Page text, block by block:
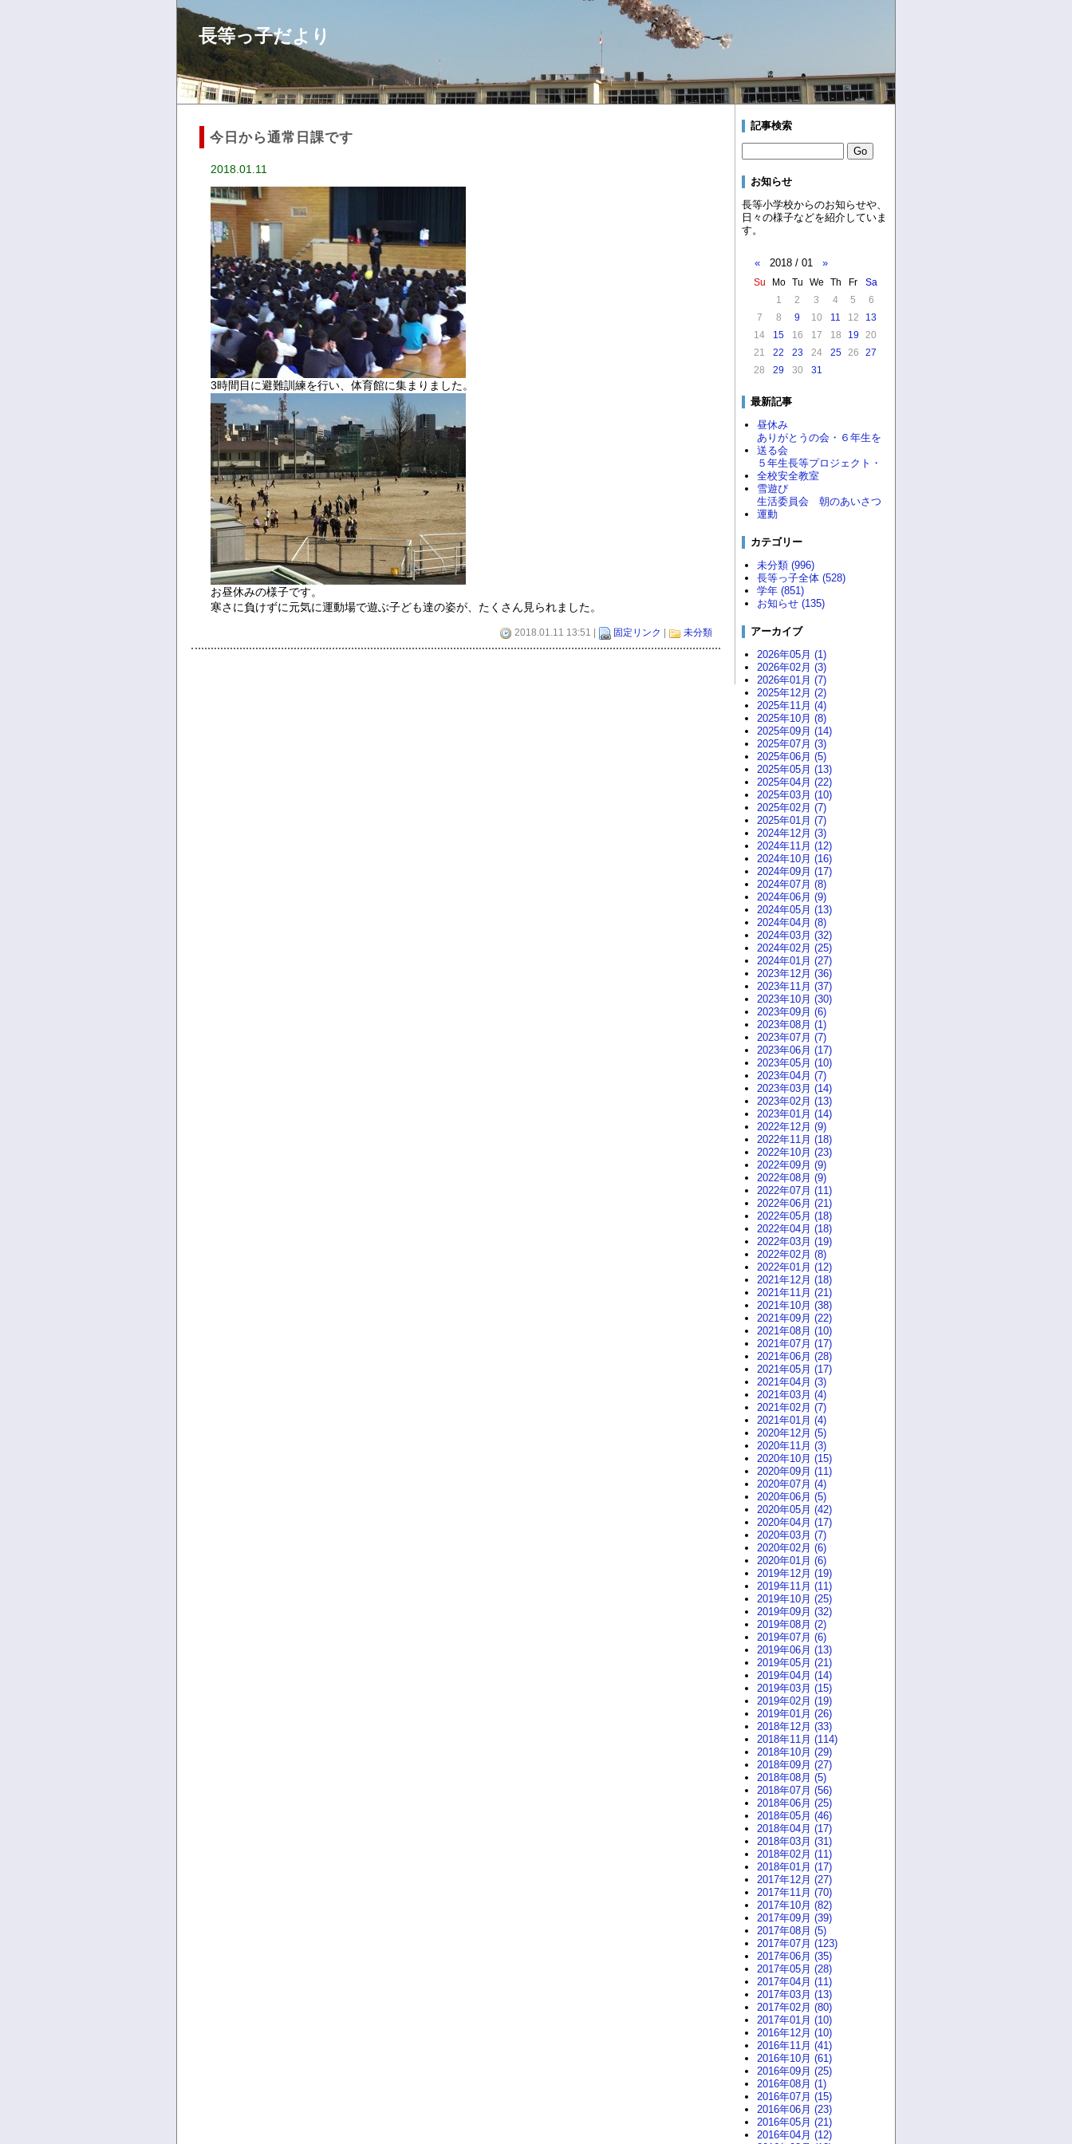
長等っ子だより
今日から通常日課です
2018.01.11
3時間目に避難訓練を行い、体育館に集まりました。
お昼休みの様子です。
寒さに負けずに元気に運動場で遊ぶ子ども達の姿が、たくさん見られました。
2018.01.11 13:51 | 固定リンク 未分類
記事検索
お知らせ
長等小学校からのお知らせや、
日々の様子などを紹介していま
す。
« 2018 / 01 »
Su Mo Tu We Th Fr
Sa
1
2 3 4 5
6
7
8 9 10 11 12
13
14
15 16 17 18 19
20
21
22 23 24 25 26
27
28
29 30 31
最新記事
昼休み
ありがとうの会・６年生を
送る会
５年生長等プロジェクト・
全校安全教室
雪遊び
生活委員会 朝のあいさつ
運動
カテゴリー
未分類 (996)
長等っ子全体 (528)
学年 (851)
お知らせ (135)
アーカイブ
2026年05月 (1)
2026年02月 (3)
2026年01月 (7)
2025年12月 (2)
2025年11月 (4)
2025年10月 (8)
2025年09月 (14)
2025年07月 (3)
2025年06月 (5)
2025年05月 (13)
2025年04月 (22)
2025年03月 (10)
2025年02月 (7)
2025年01月 (7)
2024年12月 (3)
2024年11月 (12)
2024年10月 (16)
2024年09月 (17)
2024年07月 (8)
2024年06月 (9)
2024年05月 (13)
2024年04月 (8)
2024年03月 (32)
2024年02月 (25)
2024年01月 (27)
2023年12月 (36)
2023年11月 (37)
2023年10月 (30)
2023年09月 (6)
2023年08月 (1)
2023年07月 (7)
2023年06月 (17)
2023年05月 (10)
2023年04月 (7)
2023年03月 (14)
2023年02月 (13)
2023年01月 (14)
2022年12月 (9)
2022年11月 (18)
2022年10月 (23)
2022年09月 (9)
2022年08月 (9)
2022年07月 (11)
2022年06月 (21)
2022年05月 (18)
2022年04月 (18)
2022年03月 (19)
2022年02月 (8)
2022年01月 (12)
2021年12月 (18)
2021年11月 (21)
2021年10月 (38)
2021年09月 (22)
2021年08月 (10)
2021年07月 (17)
2021年06月 (28)
2021年05月 (17)
2021年04月 (3)
2021年03月 (4)
2021年02月 (7)
2021年01月 (4)
2020年12月 (5)
2020年11月 (3)
2020年10月 (15)
2020年09月 (11)
2020年07月 (4)
2020年06月 (5)
2020年05月 (42)
2020年04月 (17)
2020年03月 (7)
2020年02月 (6)
2020年01月 (6)
2019年12月 (19)
2019年11月 (11)
2019年10月 (25)
2019年09月 (32)
2019年08月 (2)
2019年07月 (6)
2019年06月 (13)
2019年05月 (21)
2019年04月 (14)
2019年03月 (15)
2019年02月 (19)
2019年01月 (26)
2018年12月 (33)
2018年11月 (114)
2018年10月 (29)
2018年09月 (27)
2018年08月 (5)
2018年07月 (56)
2018年06月 (25)
2018年05月 (46)
2018年04月 (17)
2018年03月 (31)
2018年02月 (11)
2018年01月 (17)
2017年12月 (27)
2017年11月 (70)
2017年10月 (82)
2017年09月 (39)
2017年08月 (5)
2017年07月 (123)
2017年06月 (35)
2017年05月 (28)
2017年04月 (11)
2017年03月 (13)
2017年02月 (80)
2017年01月 (10)
2016年12月 (10)
2016年11月 (41)
2016年10月 (61)
2016年09月 (25)
2016年08月 (1)
2016年07月 (15)
2016年06月 (23)
2016年05月 (21)
2016年04月 (12)